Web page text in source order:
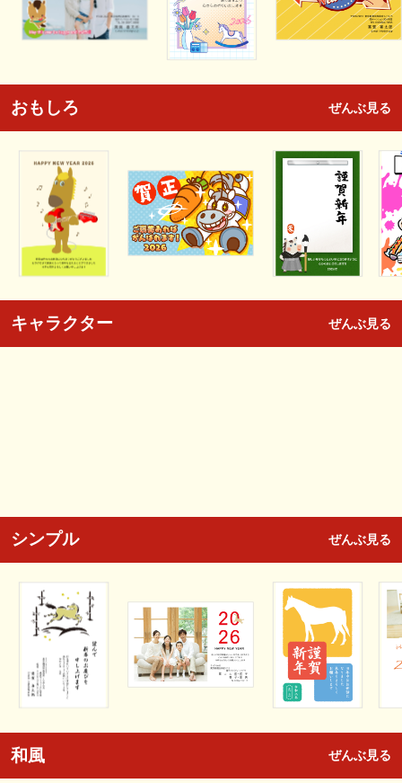
おもしろ ぜんぶ見る
キャラクター ぜんぶ見る
シンプル ぜんぶ見る
和風 ぜんぶ見る